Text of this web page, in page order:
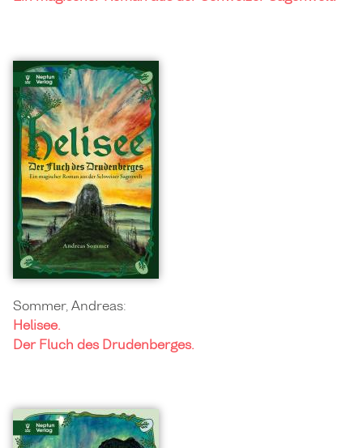
Sommer, Andreas:
Helisee.
Der Fluch des Drudenberges.